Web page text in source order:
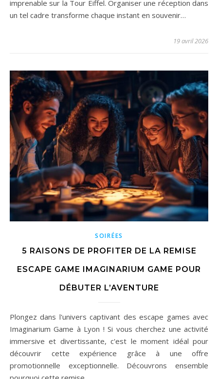
imprenable sur la Tour Eiffel. Organiser une réception dans
un tel cadre transforme chaque instant en souvenir…
19 avril 2026
SOIRÉES
5 RAISONS DE PROFITER DE LA REMISE
ESCAPE GAME IMAGINARIUM GAME POUR
DÉBUTER L’AVENTURE
Plongez dans l'univers captivant des escape games avec
Imaginarium Game à Lyon ! Si vous cherchez une activité
immersive et divertissante, c'est le moment idéal pour
découvrir cette expérience grâce à une offre
promotionnelle exceptionnelle. Découvrons ensemble